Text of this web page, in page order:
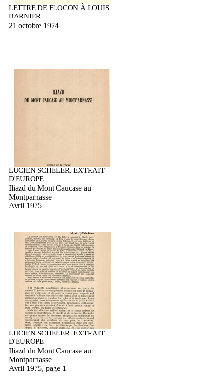
LETTRE DE FLOCON À LOUIS
BARNIER
21 octobre 1974
LUCIEN SCHELER. EXTRAIT
D'EUROPE
Iliazd du Mont Caucase au
Montparnasse
Avril 1975
LUCIEN SCHELER. EXTRAIT
D'EUROPE
Iliazd du Mont Caucase au
Montparnasse
Avril 1975, page 1